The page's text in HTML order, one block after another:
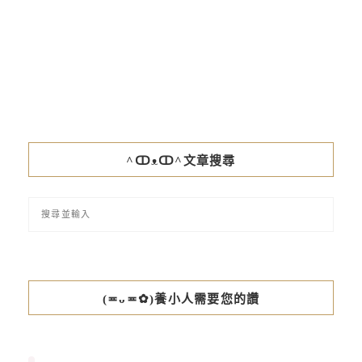
^ↀᴥↀ^文章搜尋
(≖ᴗ≖✿)養小人需要您的讚